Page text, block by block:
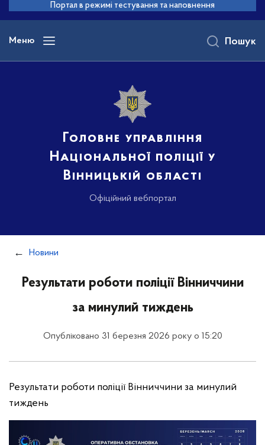
основного
вмісту
Портал в режимі тестування та наповнення
Меню
Головне управління
Національної поліції у
Вінницькій області
Офіційний вебпортал
Пошук
Новини
Результати роботи поліції Вінниччини
за минулий тиждень
Опубліковано 31 березня 2026 року о 15:20
Результати роботи поліції Вінниччини за минулий
тиждень